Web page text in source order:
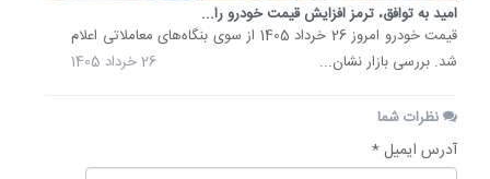
امید به توافق، ترمز افزایش قیمت خودرو را...
قیمت خودرو امروز 26 خرداد 1405 از سوی بنگاه‌های معاملاتی اعلام
شد. بررسی بازار نشان...
26 خرداد 1405
نظرات شما
آدرس ایمیل *